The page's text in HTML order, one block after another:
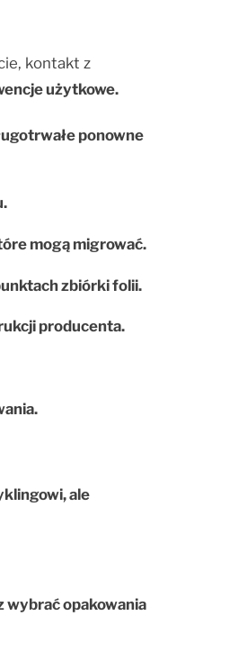
kontakt z
użytkowe.
ponowne
mogą migrować.
zbiórki folii.
producenta.
ale
wybrać opakowania